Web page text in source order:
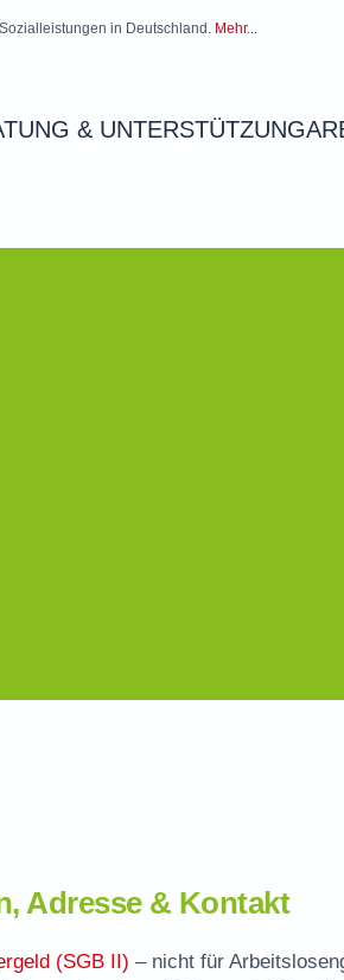
in Deutschland. Mehr...
& UNTERSTÜTZUNG
Adresse & Kontakt
(SGB II) – nicht für